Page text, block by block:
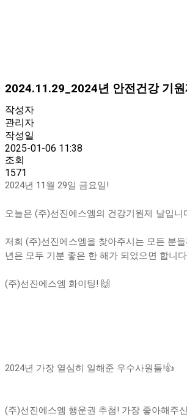
2024.11.29_2024년 안전건강 기원
작성자
관리자
작성일
2025-01-06 11:38
조회
1571
2024년 11월 29일 금요일!
오늘은 (주)선진에스엠의 건강기원제 날입니
저희 (주)선진에스엠을 찾아주시는 모든 분
년은 모두 기분 좋은 한 해가 되었으면 합니
(주)선진에스엠 화이팅! 🙌
2024년 가장 열심히 일해준 우수사원들!👍
(주)선진에스엠 행운권 추첨! 가장 좋아해주